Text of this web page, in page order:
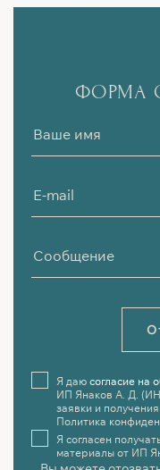
ФОРМА
О
Я даю согласие на
ИП Янаков А. Д.
заявки и
Политика
Я согласен
материалы от ИП